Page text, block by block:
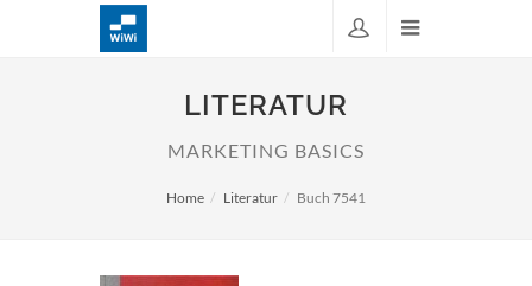
LITERATUR
MARKETING BASICS
Home Literatur Buch 7541